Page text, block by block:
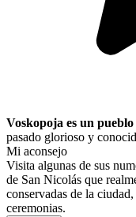
Voskopoja es un
pasado glorioso y
Mi aconsejo
Visita algunas de sus
de San Nicolás que
conservadas de la
ceremonias.